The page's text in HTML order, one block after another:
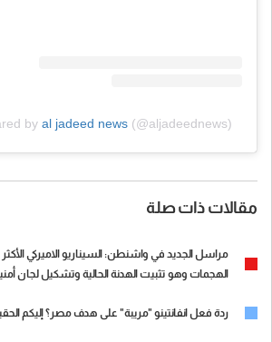
by al jadeed news(@aljadeednews)
مقالات ذات صلة
مراسل الجديد في واشنطن: السيناريو الاميركي
الهجمات وهو تثبيت الهدنة الحالية وتشكيل لجان
ردة فعل انفانتينو "مريبة" على هدف مصر؟ إليكم